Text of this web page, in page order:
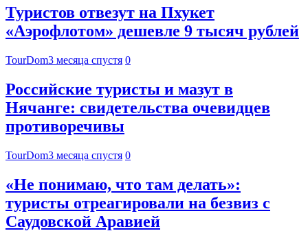
Туристов отвезут на Пхукет
«Аэрофлотом» дешевле 9 тысяч рублей
TourDom3 месяца спустя 0
Российские туристы и мазут в
Нячанге: свидетельства очевидцев
противоречивы
TourDom3 месяца спустя 0
«Не понимаю, что там делать»:
туристы отреагировали на безвиз с
Саудовской Аравией